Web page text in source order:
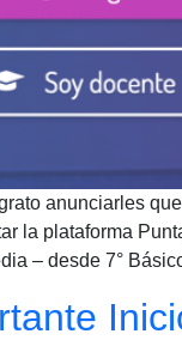
anunciarles
la plataforma
– desde 7°